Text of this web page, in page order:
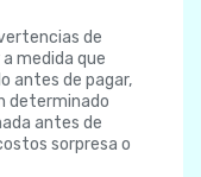
de
medida que
antes de pagar,
determinado
antes de
sorpresa o